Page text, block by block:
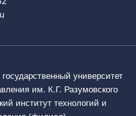
университет
им. К.Г. Разумовского
институт технологий и